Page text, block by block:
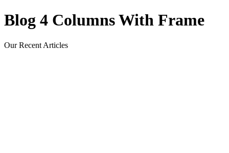
Blog 4 Columns With Frame
Our Recent Articles